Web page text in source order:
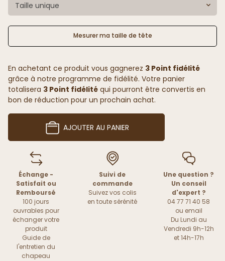
Taille unique
Mesurer ma taille de tête
En achetant ce produit vous gagnerez 3 Point fidélité
grâce à notre programme de fidélité. Votre panier
totalisera 3 Point fidélité qui pourront être convertis en
bon de réduction pour un prochain achat.
AJOUTER AU PANIER
Échange -
Satisfait ou
Remboursé
100 jours
ouvrables pour
échanger votre
produit
Guide de
l'entretien du
chapeau
Suivi de
commande
Suivez vos colis
en toute sérénité
Une question ?
Un conseil
d'expert ?
04 77 71 40 58
ou email
Du Lundi au
Vendredi 9h-12h
et 14h-17h